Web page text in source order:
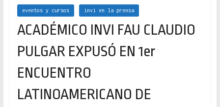
eventos y cursos invi en la prensa
ACADÉMICO INVI FAU CLAUDIO
PULGAR EXPUSÓ EN 1er
ENCUENTRO
LATINOAMERICANO DE